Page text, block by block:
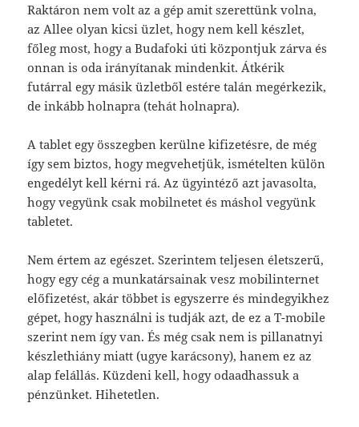
Raktáron nem volt az a gép amit szerettünk volna,
az Allee olyan kicsi üzlet, hogy nem kell készlet,
főleg most, hogy a Budafoki úti központjuk zárva és
onnan is oda irányítanak mindenkit. Átkérik
futárral egy másik üzletből estére talán megérkezik,
de inkább holnapra (tehát holnapra).
A tablet egy összegben kerülne kifizetésre, de még
így sem biztos, hogy megvehetjük, ismételten külön
engedélyt kell kérni rá. Az ügyintéző azt javasolta,
hogy vegyünk csak mobilnetet és máshol vegyünk
tabletet.
Nem értem az egészet. Szerintem teljesen életszerű,
hogy egy cég a munkatársainak vesz mobilinternet
előfizetést, akár többet is egyszerre és mindegyikhez
gépet, hogy használni is tudják azt, de ez a T-mobile
szerint nem így van. És még csak nem is pillanatnyi
készlethiány miatt (ugye karácsony), hanem ez az
alap felállás. Küzdeni kell, hogy odaadhassuk a
pénzünket. Hihetetlen.